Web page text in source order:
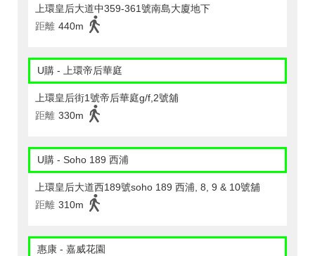
上環皇后大道中359-361號南島大廈地下
距離 440m
U購 - 上環帝后華庭
上環皇后街1號帝后華庭g/f,2號舖
距離 330m
U購 - Soho 189 西浦
上環皇后大道西189號soho 189 西浦, 8, 9 & 10號舖
距離 310m
惠康 - 嘉威花園